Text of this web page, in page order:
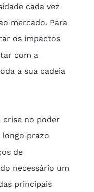
cada vez
mercado. Para
os impactos
com a
a sua cadeia
crise no poder
longo prazo
de
necessário um
principais